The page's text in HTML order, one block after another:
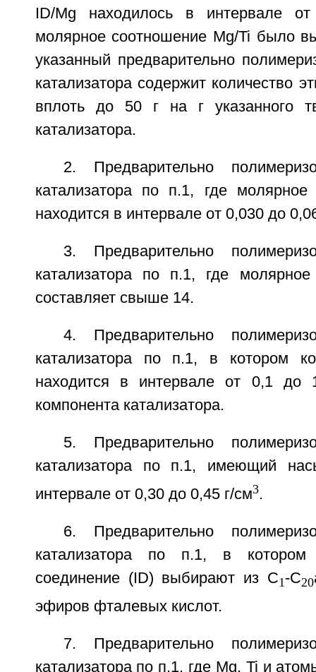
ID/Mg находилось в интервале
молярное соотношение Mg/Ti было
указанный предварительно
катализатора содержит количество
вплоть до 50 г на г указанного
катализатора.
2. Предварительно
катализатора по п.1, где
находится в интервале от 0,030 до
3. Предварительно
катализатора по п.1, где
составляет свыше 14.
4. Предварительно
катализатора по п.1, в котором
находится в интервале от 0,1 до
компонента катализатора.
5. Предварительно
катализатора по п.1, имеющий
интервале от 0,30 до 0,45 г/см3.
6. Предварительно
катализатора по п.1, в котором
соединение (ID) выбирают из C1-C20
эфиров фталевых кислот.
7. Предварительно
катализатора по п.1, где Mg, Ti и